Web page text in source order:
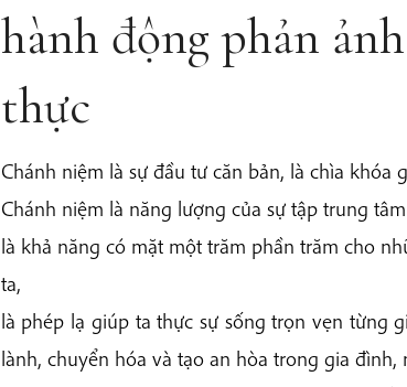
hành động phản
thực
Chánh niệm là sự đầu tư căn bản, là chìa
Chánh niệm là năng lượng của sự tập trung
là khả năng có mặt một trăm phần trăm cho
ta,
là phép lạ giúp ta thực sự sống trọn vẹn từng
lành, chuyển hóa và tạo an hòa trong gia đình,